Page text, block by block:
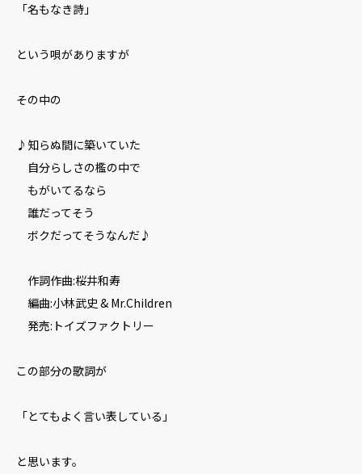
「名もなき詩」
という唄がありますが
その中の
♪知らぬ間に築いていた
自分らしさの檻の中で
もがいてるなら
誰だってそう
ボクだってそうなんだ♪
作詞作曲:桜井和寿
編曲:小林武史 & Mr.Children
発売:トイズファクトリー
この部分の歌詞が
「とてもよく言い表している」
と思います。